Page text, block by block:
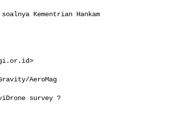
Kementrian Hankam
>
survey ?